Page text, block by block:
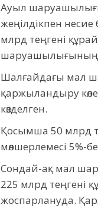
Ауыл
жеңілдікпен
млрд теңгені
шаруашылығының
Шалғайдағы мал
қаржыландыру
көзделген.
Қосымша 50 млрд
мөлшерлемесі
Сондай-ақ мал
225 млрд теңгені
жоспарлануда.